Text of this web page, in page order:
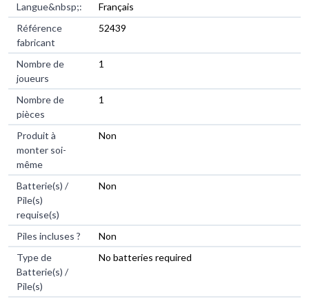
Langue&nbsp;:
‎Français
Référence
fabricant
‎52439
Nombre de
joueurs
‎1
Nombre de
pièces
‎1
Produit à
monter soi-
même
‎Non
Batterie(s) /
Pile(s)
requise(s)
‎Non
Piles incluses ?
‎Non
Type de
Batterie(s) /
Pile(s)
‎No batteries required